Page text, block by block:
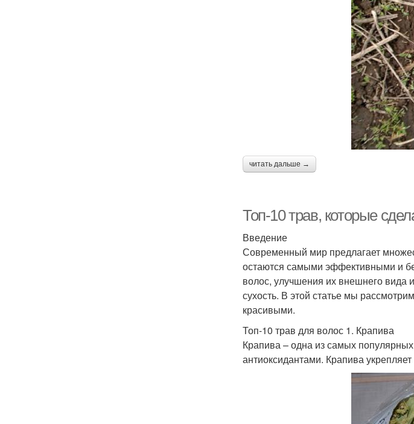
читать дальше →
Топ-10 трав, которые
Введение
Современный мир предлагает
остаются самыми эффективными и
волос, улучшения их внешнего вида
сухость. В этой статье мы
красивыми.
Топ-10 трав для волос 1. Крапива
Крапива – одна из самых
антиоксидантами. Крапива